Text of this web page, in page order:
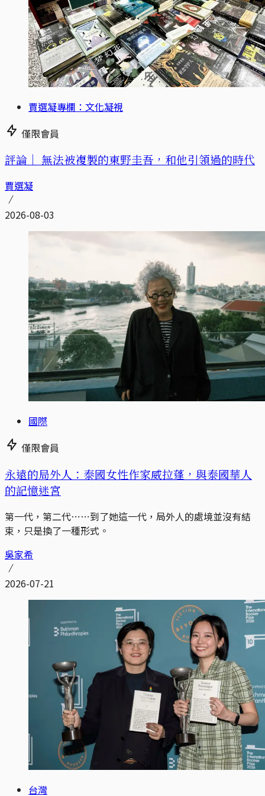
賈選凝專欄：文化凝視
僅限會員
評論｜ 無法被複製的東野圭吾，和他引領過的時代
賈選凝
2026-08-03
國際
僅限會員
永遠的局外人：泰國女性作家威拉蓬，與泰國華人
的記憶迷宮
第一代，第二代⋯⋯到了她這一代，局外人的處境並沒有結
束，只是換了一種形式。
吳家希
2026-07-21
台灣